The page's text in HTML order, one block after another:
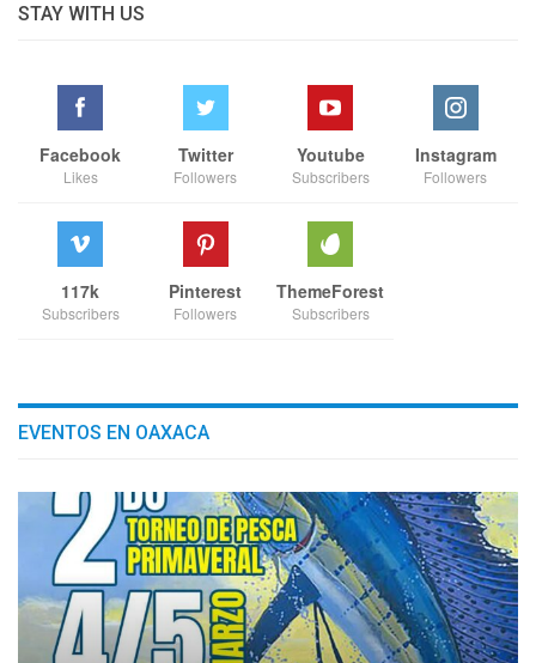
STAY WITH US
Facebook
Likes
Twitter
Followers
Youtube
Subscribers
Instagram
Followers
117k
Subscribers
Pinterest
Followers
ThemeForest
Subscribers
EVENTOS EN OAXACA